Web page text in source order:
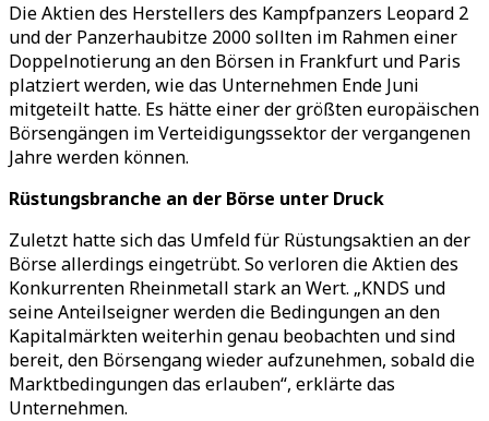
Die Aktien des Herstellers des Kampfpanzers Leopard 2
und der Panzerhaubitze 2000 sollten im Rahmen einer
Doppelnotierung an den Börsen in Frankfurt und Paris
platziert werden, wie das Unternehmen Ende Juni
mitgeteilt hatte. Es hätte einer der größten europäischen
Börsengängen im Verteidigungssektor der vergangenen
Jahre werden können.
Rüstungsbranche an der Börse unter Druck
Zuletzt hatte sich das Umfeld für Rüstungsaktien an der
Börse allerdings eingetrübt. So verloren die Aktien des
Konkurrenten Rheinmetall stark an Wert. „KNDS und
seine Anteilseigner werden die Bedingungen an den
Kapitalmärkten weiterhin genau beobachten und sind
bereit, den Börsengang wieder aufzunehmen, sobald die
Marktbedingungen das erlauben“, erklärte das
Unternehmen.